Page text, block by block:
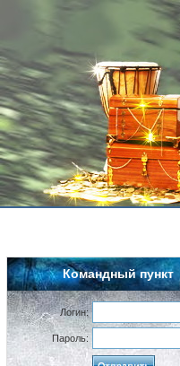
Командный пункт
Логин:
Пароль: